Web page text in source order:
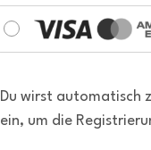
Du wirst automatisch
ein, um die